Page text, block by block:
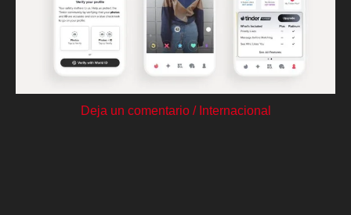
Deja un comentario / Internacional